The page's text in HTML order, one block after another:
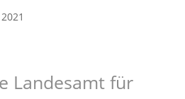
Landesamt für